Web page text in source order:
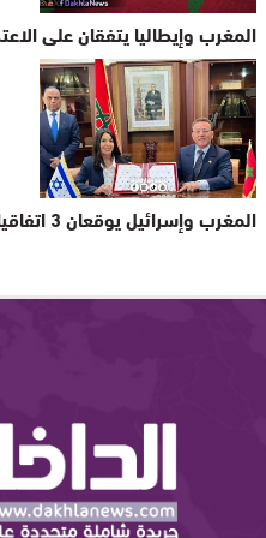
المغرب وإيطاليا يتفقان على
المغرب وإسرائيل يوقعان 3 اتفاقيات في مجال النقل